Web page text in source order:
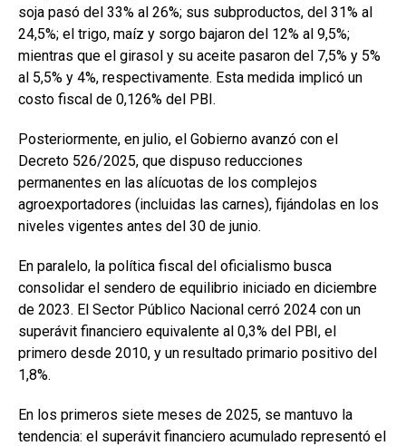
soja pasó del 33% al 26%; sus subproductos, del 31% al
24,5%; el trigo, maíz y sorgo bajaron del 12% al 9,5%;
mientras que el girasol y su aceite pasaron del 7,5% y 5%
al 5,5% y 4%, respectivamente. Esta medida implicó un
costo fiscal de 0,126% del PBI.
Posteriormente, en julio, el Gobierno avanzó con el
Decreto 526/2025, que dispuso reducciones
permanentes en las alícuotas de los complejos
agroexportadores (incluidas las carnes), fijándolas en los
niveles vigentes antes del 30 de junio.
En paralelo, la política fiscal del oficialismo busca
consolidar el sendero de equilibrio iniciado en diciembre
de 2023. El Sector Público Nacional cerró 2024 con un
superávit financiero equivalente al 0,3% del PBI, el
primero desde 2010, y un resultado primario positivo del
1,8%.
En los primeros siete meses de 2025, se mantuvo la
tendencia: el superávit financiero acumulado representó el